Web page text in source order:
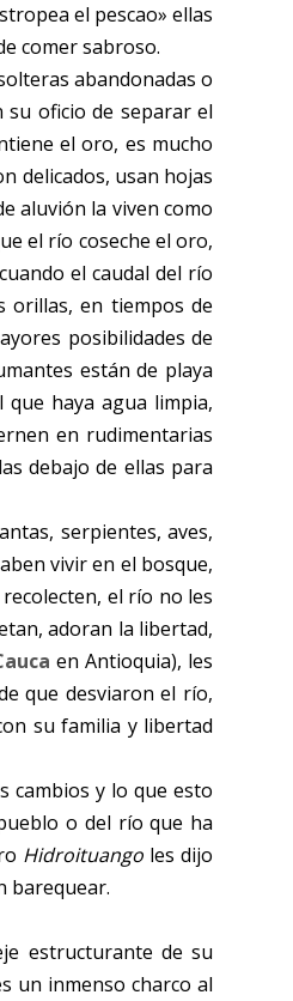
el pescao» ellas
comer sabroso.
abandonadas o
oficio de separar el
el oro, es mucho
delicados, usan hojas
aluvión la viven como
el río coseche el oro,
el caudal del río
orillas, en tiempos de
posibilidades de
están de playa
haya agua limpia,
en rudimentarias
debajo de ellas para
serpientes, aves,
vivir en el bosque,
el río no les
adoran la libertad,
en Antioquia), les
que desviaron el río,
su familia y libertad
cambios y lo que esto
o del río que ha
Hidroituangoles dijo
barequear.
estructurante de su
un inmenso charco al